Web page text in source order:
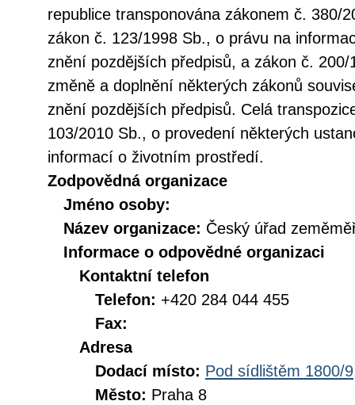
republice transponována zákonem č. 380/
zákon č. 123/1998 Sb., o právu na
znění pozdějších předpisů, a zákon č.
změně a doplnění některých zákonů
znění pozdějších předpisů. Celá
103/2010 Sb., o provedení některých
informací o životním prostředí.
Zodpovědná organizace
Jméno osoby:
Název organizace: Český úřad
Informace o odpovědné organizaci
Kontaktní telefon
Telefon: +420 284 044 455
Fax:
Adresa
Dodací místo: Pod sídlištěm 1800/9
Město: Praha 8